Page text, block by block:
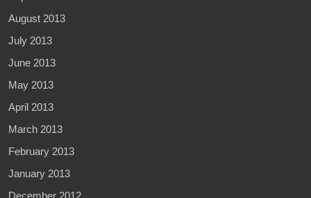
August 2013
July 2013
June 2013
May 2013
April 2013
March 2013
February 2013
January 2013
December 2012